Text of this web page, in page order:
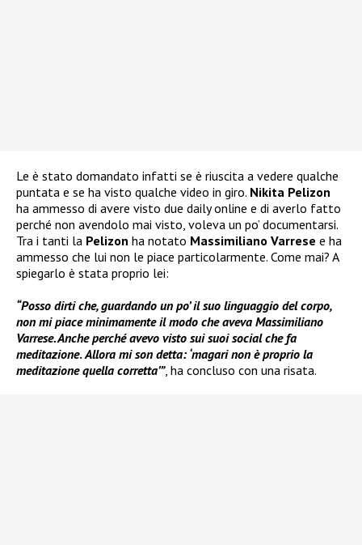
Le è stato domandato infatti se è riuscita a vedere qualche
puntata e se ha visto qualche video in giro. Nikita Pelizon
ha ammesso di avere visto due daily online e di averlo fatto
perché non avendolo mai visto, voleva un po’ documentarsi.
Tra i tanti la Pelizon ha notato Massimiliano Varrese e ha
ammesso che lui non le piace particolarmente. Come mai? A
spiegarlo è stata proprio lei:
“Posso dirti che, guardando un po’ il suo linguaggio del corpo,
non mi piace minimamente il modo che aveva Massimiliano
Varrese. Anche perché avevo visto sui suoi social che fa
meditazione. Allora mi son detta: ‘magari non è proprio la
meditazione quella corretta’”, ha concluso con una risata.